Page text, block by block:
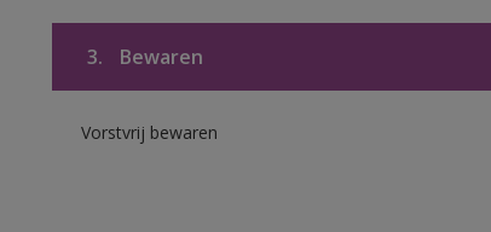
3. Bewaren
Vorstvrij bewaren